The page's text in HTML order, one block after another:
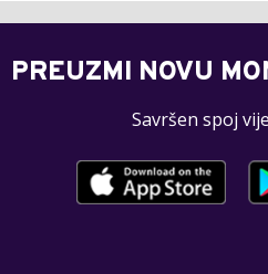
PREUZMI NOVU
Savršen spoj